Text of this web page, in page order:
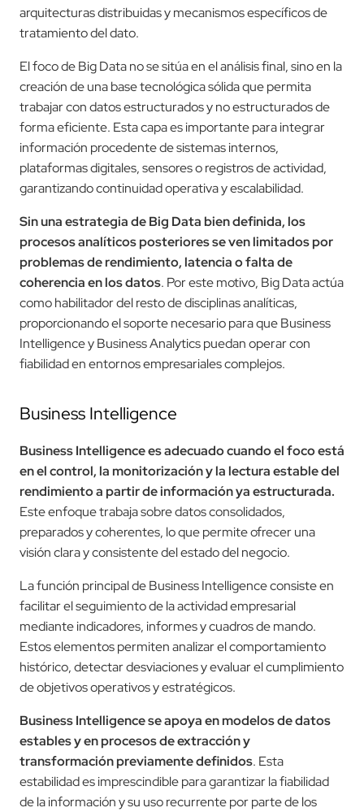
arquitecturas distribuidas y mecanismos específicos de
tratamiento del dato.
El foco de Big Data no se sitúa en el análisis final, sino en la
creación de una base tecnológica sólida que permita
trabajar con datos estructurados y no estructurados de
forma eficiente. Esta capa es importante para integrar
información procedente de sistemas internos,
plataformas digitales, sensores o registros de actividad,
garantizando continuidad operativa y escalabilidad.
Sin una estrategia de Big Data bien definida, los
procesos analíticos posteriores se ven limitados por
problemas de rendimiento, latencia o falta de
coherencia en los datos. Por este motivo, Big Data actúa
como habilitador del resto de disciplinas analíticas,
proporcionando el soporte necesario para que Business
Intelligence y Business Analytics puedan operar con
fiabilidad en entornos empresariales complejos.
Business Intelligence
Business Intelligence es adecuado cuando el foco está
en el control, la monitorización y la lectura estable del
rendimiento a partir de información ya estructurada.
Este enfoque trabaja sobre datos consolidados,
preparados y coherentes, lo que permite ofrecer una
visión clara y consistente del estado del negocio.
La función principal de Business Intelligence consiste en
facilitar el seguimiento de la actividad empresarial
mediante indicadores, informes y cuadros de mando.
Estos elementos permiten analizar el comportamiento
histórico, detectar desviaciones y evaluar el cumplimiento
de objetivos operativos y estratégicos.
Business Intelligence se apoya en modelos de datos
estables y en procesos de extracción y
transformación previamente definidos. Esta
estabilidad es imprescindible para garantizar la fiabilidad
de la información y su uso recurrente por parte de los